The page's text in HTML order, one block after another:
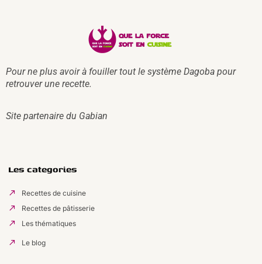
Pour ne plus avoir à fouiller tout le système Dagoba pour
retrouver une recette.
Site partenaire du Gabian
Les categories
Recettes de cuisine
Recettes de pâtisserie
Les thématiques
Le blog